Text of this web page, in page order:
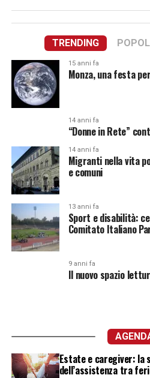
TRENDING
15 anni fa
Monza, una festa
14 anni fa
“Donne in Rete”
14 anni fa
Migranti nella vita
e comuni
13 anni fa
Sport e disabilità:
Comitato Italiano
9 anni fa
Il nuovo spazio
Estate e caregiver: la
dell’assistenza tra